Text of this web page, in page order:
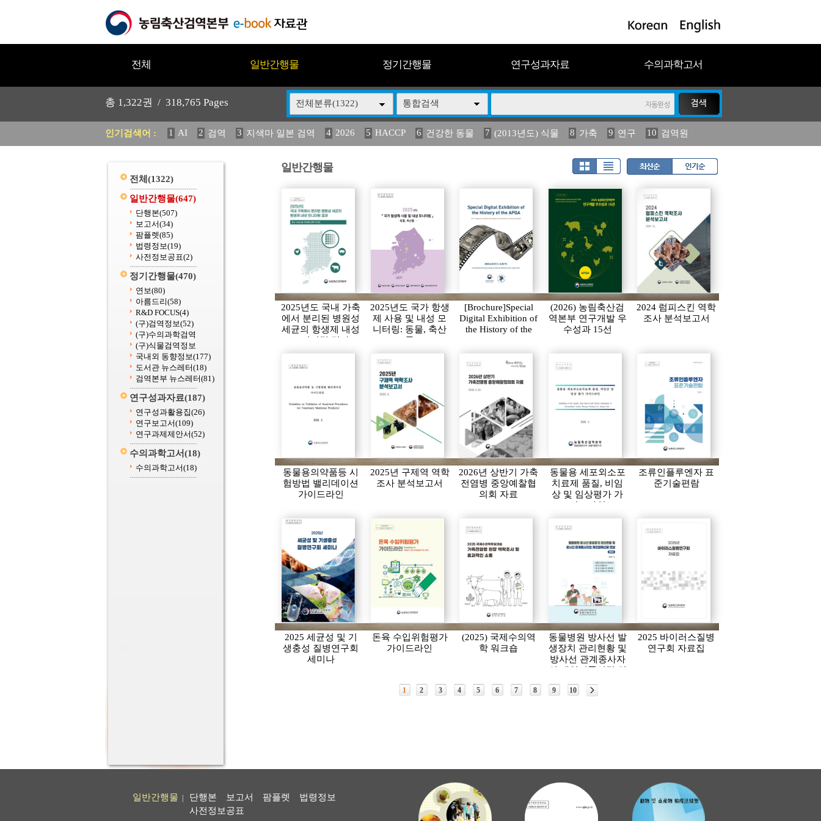
전체 일반간행물 정기간행물 연구성과자료 수의과학고서
총 1,322권 / 318,765 Pages 전체분류(1322) 통합검색
인기검색어 : 1 AI 2 검역 3 지색마 일본 검역 4 2026 5 HACCP 6 건강한 동물 7 (2013년도) 식물 8 가축 9 연구 10 검역원
11 2025 12 중독성 식물 도감 13 媛 異 14 (2013년도) 식 15 구제역 16 관리 17 연보 18 2023 19 농림수산
전체 (1322)
일반간행물(647)
단행본(507)
보고서(34)
팜플렛(85)
법령정보(19)
사전정보공표(2)
정기간행물(470)
연보(80)
아름드리(58)
R&D FOCUS(4)
(구)검역정보(52)
(구)수의과학검역
(구)식물검역정보
국내외 동향정보(177)
도서관 뉴스레터(18)
검역본부 뉴스레터(81)
연구성과자료(187)
연구성과활용집(26)
연구보고서(109)
연구과제제안서(52)
수의과학고서(18)
수의과학고서(18)
일반간행물
2025년도 국내 가축
에서 분리된 병원성
세균의 항생제 내성
모니터링 결과
2025년도 국가 항생
제 사용 및 내성 모
니터링: 동물, 축산
물
[Brochure]Special
Digital Exhibition of
the History of the
(2026) 농림축산검
역본부 연구개발 우
수성과 15선
2024 럼피스킨 역학
조사 분석보고서
동물용의약품등 시
험방법 밸리데이션
가이드라인
2025년 구제역 역학
조사 분석보고서
2026년 상반기 가축
전염병 중앙예찰협
의회 자료
동물용 세포외소포
치료제 품질, 비임
상 및 임상평가 가
이드라인
조류인플루엔자 표
준기술편람
2025 세균성 및 기
생충성 질병연구회
세미나
돈육 수입위험평가
가이드라인
(2025) 국제수의역
학 워크숍
동물병원 방사선 발
생장치 관리현황 및
방사선 관계종사자
의 개인피폭선량 연
2025 바이러스질병
연구회 자료집
1 2 3 4 5 6 7 8 9 10
일반간행물 단행본 보고서 팜플렛
법령정보
사전정보공표